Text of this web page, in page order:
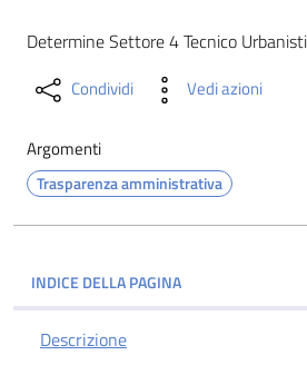
Determine Settore 4 Tecnico
Condividi Vedi azioni
Argomenti
Trasparenza amministrativa
INDICE DELLA PAGINA
Descrizione